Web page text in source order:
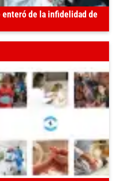
enteró de la infidelidad de